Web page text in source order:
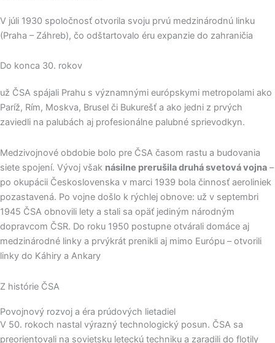
V júli 1930 spoločnosť otvorila svoju prvú medzinárodnú linku
(Praha – Záhreb), čo odštartovalo éru expanzie do zahraničia
Do konca 30. rokov
už ČSA spájali Prahu s významnými európskymi metropolami ako
Paríž, Rím, Moskva, Brusel či Bukurešť a ako jedni z prvých
zaviedli na palubách aj profesionálne palubné sprievodkyn.
Medzivojnové obdobie bolo pre ČSA časom rastu a budovania
siete spojení. Vývoj však násilne prerušila druhá svetová vojna –
po okupácii Československa v marci 1939 bola činnosť aeroliniek
pozastavená. Po vojne došlo k rýchlej obnove: už v septembri
1945 ČSA obnovili lety a stali sa opäť jediným národným
dopravcom ČSR. Do roku 1950 postupne otvárali domáce aj
medzinárodné linky a prvýkrát prenikli aj mimo Európu – otvorili
linky do Káhiry a Ankary
Z histórie ČSA
Povojnový rozvoj a éra prúdových lietadiel
V 50. rokoch nastal výrazný technologický posun. ČSA sa
preorientovali na sovietsku leteckú techniku a zaradili do flotily